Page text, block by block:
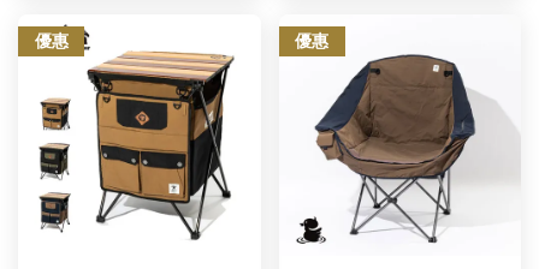
優惠 優惠